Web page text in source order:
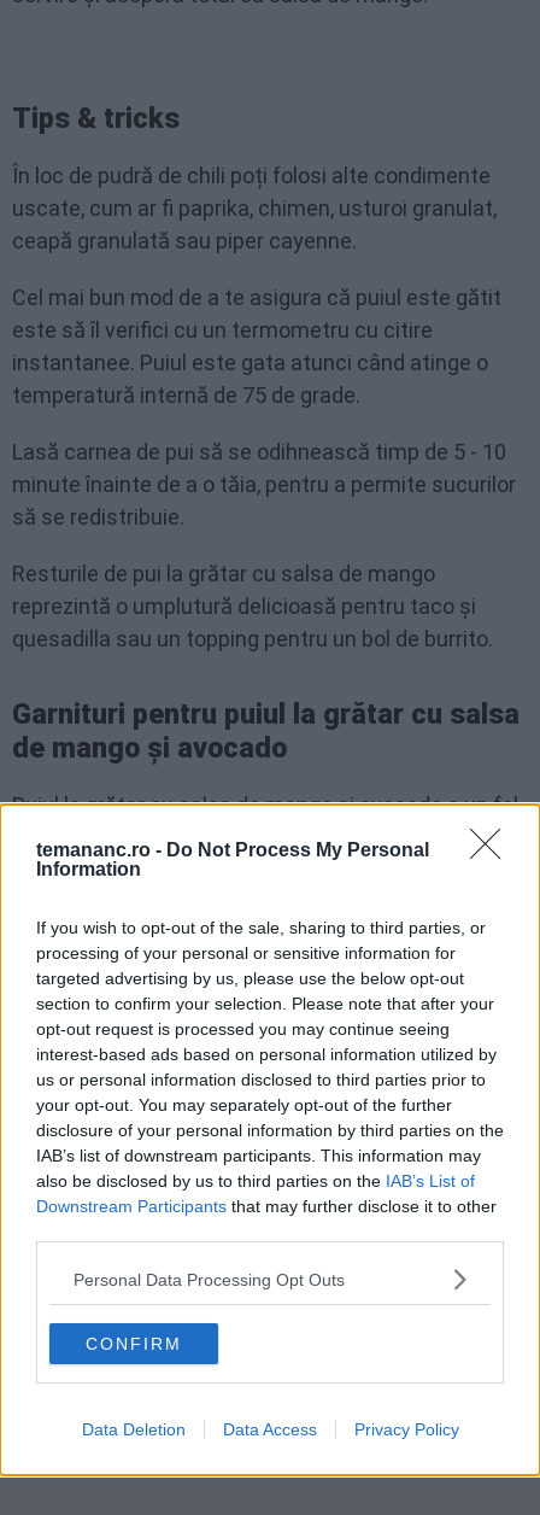
temananc.ro - Do Not Process My Personal
Information
If you wish to opt-out of the sale, sharing to third parties, or
processing of your personal or sensitive information for
targeted advertising by us, please use the below opt-out
section to confirm your selection. Please note that after your
opt-out request is processed you may continue seeing
interest-based ads based on personal information utilized by
us or personal information disclosed to third parties prior to
your opt-out. You may separately opt-out of the further
disclosure of your personal information by third parties on the
IAB’s list of downstream participants. This information may
also be disclosed by us to third parties on the IAB’s List of
Downstream Participants that may further disclose it to other
Personal Data Processing Opt Outs
CONFIRM
Data Deletion Data Access Privacy Policy
Tips & tricks
În loc de pudră de chili poți folosi alte condimente
uscate, cum ar fi paprika, chimen, usturoi granulat,
ceapă granulată sau piper cayenne.
Cel mai bun mod de a te asigura că puiul este gătit
este să îl verifici cu un termometru cu citire
instantanee. Puiul este gata atunci când atinge o
temperatură internă de 75 de grade.
Lasă carnea de pui să se odihnească timp de 5 - 10
minute înainte de a o tăia, pentru a permite sucurilor
să se redistribuie.
Resturile de pui la grătar cu salsa de mango
reprezintă o umplutură delicioasă pentru taco și
quesadilla sau un topping pentru un bol de burrito.
Garnituri pentru puiul la grătar cu salsa
de mango și avocado
Puiul la grătar cu salsa de mango și avocado e un fel
de mâncare destul de versatil și se poate combina
cu o varietate de garnituri și aperitive. Iată câteva
Salată verde cu roșii și castraveți
Salată tabbouleh cu cușcuș
Piure de cartofi dulci. O garnitură specială, fără
prea multe calorii
Legume la grătar. Preparare și trucuri utile
Quinoa cu legume în stil mexican
Cușcuș cu legume în stil mediteranean